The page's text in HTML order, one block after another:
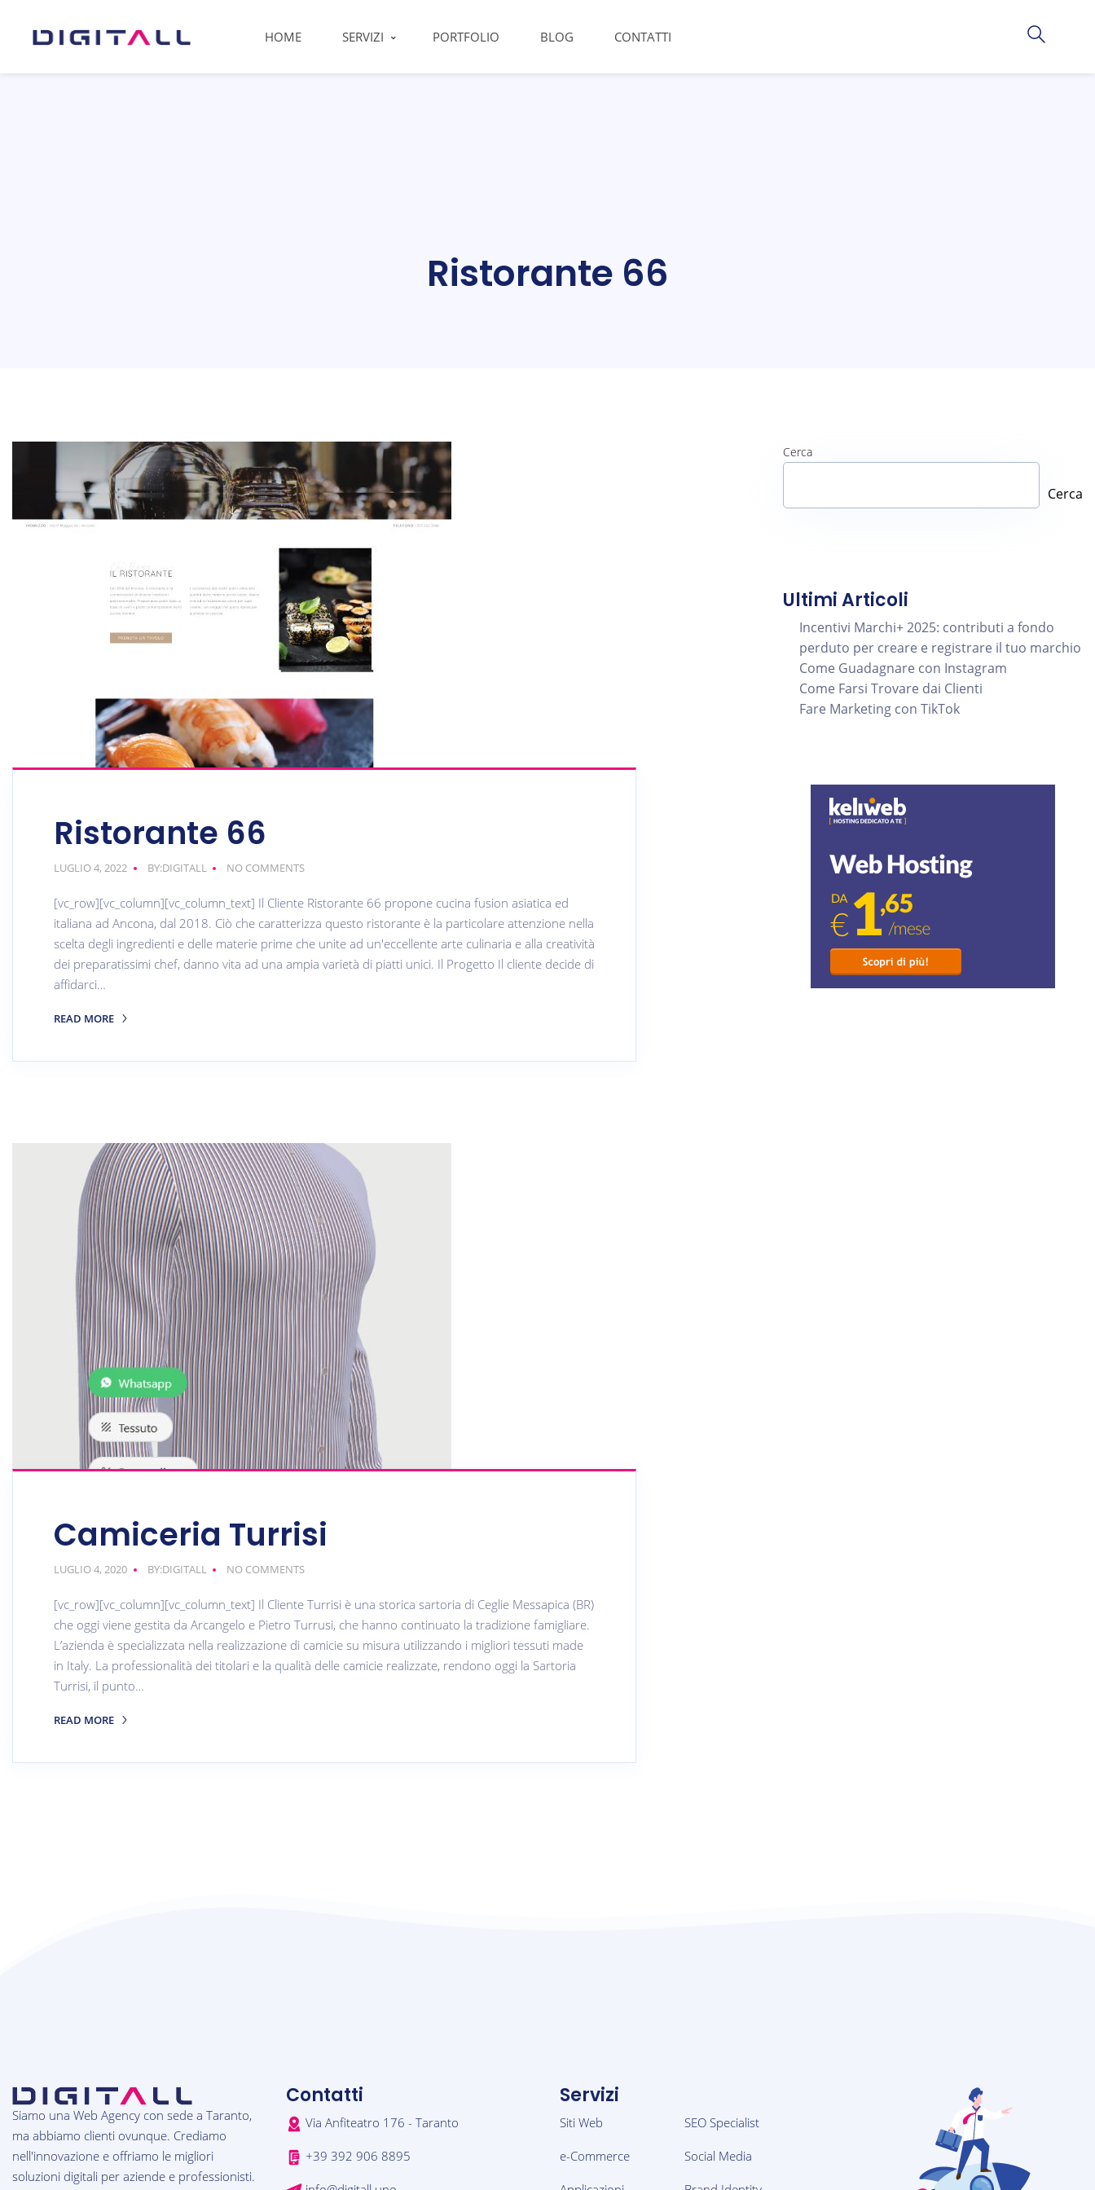
HOME SERVIZI PORTFOLIO BLOG CONTATTI
Ristorante 66
Ristorante 66
LUGLIO 4, 2022 BY:DIGITALL NO COMMENTS
[vc_row][vc_column][vc_column_text] Il Cliente Ristorante 66 propone cucina fusion asiatica ed
italiana ad Ancona, dal 2018. Ciò che caratterizza questo ristorante è la particolare attenzione nella
scelta degli ingredienti e delle materie prime che unite ad un'eccellente arte culinaria e alla creatività
dei preparatissimi chef, danno vita ad una ampia varietà di piatti unici. Il Progetto Il cliente decide di
affidarci…
READ MORE
Camiceria Turrisi
LUGLIO 4, 2020 BY:DIGITALL NO COMMENTS
[vc_row][vc_column][vc_column_text] Il Cliente Turrisi è una storica sartoria di Ceglie Messapica (BR)
che oggi viene gestita da Arcangelo e Pietro Turrusi, che hanno continuato la tradizione famigliare.
L’azienda è specializzata nella realizzazione di camicie su misura utilizzando i migliori tessuti made
in Italy. La professionalità dei titolari e la qualità delle camicie realizzate, rendono oggi la Sartoria
Turrisi, il punto…
READ MORE
Cerca
Cerca
Ultimi Articoli
Incentivi Marchi+ 2025: contributi a fondo
perduto per creare e registrare il tuo marchio
Come Guadagnare con Instagram
Come Farsi Trovare dai Clienti
Fare Marketing con TikTok
Siamo una Web Agency con sede a Taranto,
ma abbiamo clienti ovunque. Crediamo
nell'innovazione e offriamo le migliori
soluzioni digitali per aziende e professionisti.
Contatti
Via Anfiteatro 176 - Taranto
+39 392 906 8895
Servizi
Siti Web
e-Commerce
SEO Specialist
Social Media